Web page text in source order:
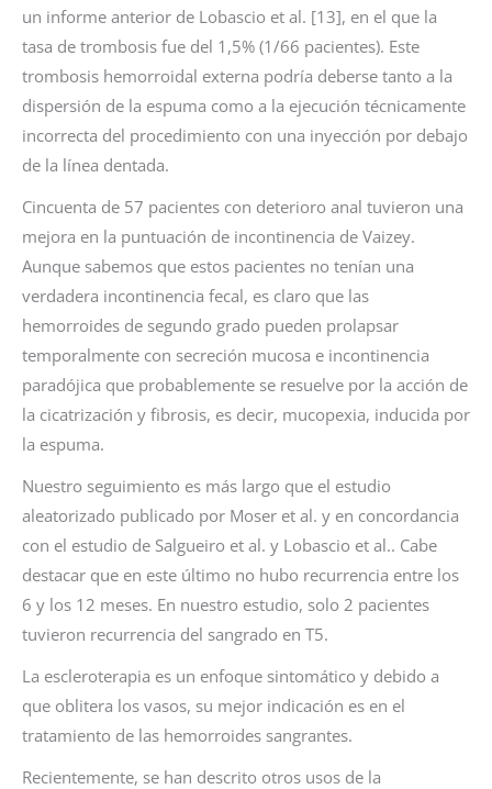
un informe anterior de Lobascio et al. [13], en el que la
tasa de trombosis fue del 1,5% (1/66 pacientes). Este
trombosis hemorroidal externa podría deberse tanto a la
dispersión de la espuma como a la ejecución técnicamente
incorrecta del procedimiento con una inyección por debajo
de la línea dentada.
Cincuenta de 57 pacientes con deterioro anal tuvieron una
mejora en la puntuación de incontinencia de Vaizey.
Aunque sabemos que estos pacientes no tenían una
verdadera incontinencia fecal, es claro que las
hemorroides de segundo grado pueden prolapsar
temporalmente con secreción mucosa e incontinencia
paradójica que probablemente se resuelve por la acción de
la cicatrización y fibrosis, es decir, mucopexia, inducida por
la espuma.
Nuestro seguimiento es más largo que el estudio
aleatorizado publicado por Moser et al. y en concordancia
con el estudio de Salgueiro et al. y Lobascio et al.. Cabe
destacar que en este último no hubo recurrencia entre los
6 y los 12 meses. En nuestro estudio, solo 2 pacientes
tuvieron recurrencia del sangrado en T5.
La escleroterapia es un enfoque sintomático y debido a
que oblitera los vasos, su mejor indicación es en el
tratamiento de las hemorroides sangrantes.
Recientemente, se han descrito otros usos de la